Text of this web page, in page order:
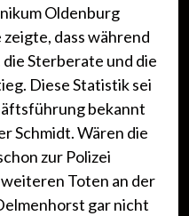
Oldenburg
dass während
Sterberate und die
Diese Statistik sei
bekannt
Schmidt. Wären die
zur Polizei
Toten an der
gar nicht